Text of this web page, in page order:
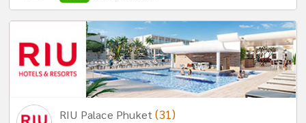
RIU Palace Phuket(31)